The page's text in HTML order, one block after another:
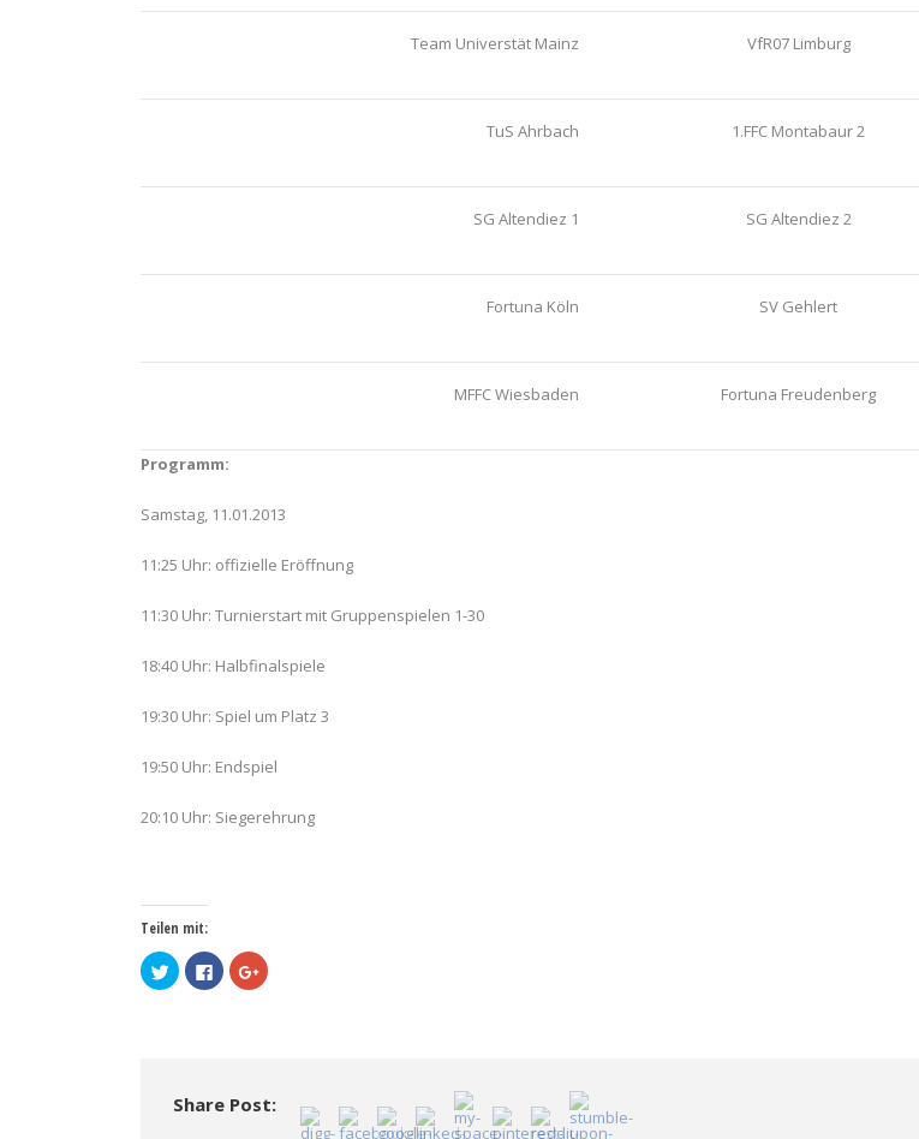
Team Universtät Mainz VfR07 Limburg
TuS Ahrbach 1.FFC Montabaur 2
SG Altendiez 1 SG Altendiez 2
Fortuna Köln SV Gehlert
MFFC Wiesbaden Fortuna Freudenberg
Programm:
Samstag, 11.01.2013
11:25 Uhr: offizielle Eröffnung
11:30 Uhr: Turnierstart mit Gruppenspielen 1-30
18:40 Uhr: Halbfinalspiele
19:30 Uhr: Spiel um Platz 3
19:50 Uhr: Endspiel
20:10 Uhr: Siegerehrung
Teilen mit:
Klick,
um
über
Fenster
geöffnet)
Klick,
um
Fenster
geöffnet)
Zum
Teilen
geöffnet)
Share Post: